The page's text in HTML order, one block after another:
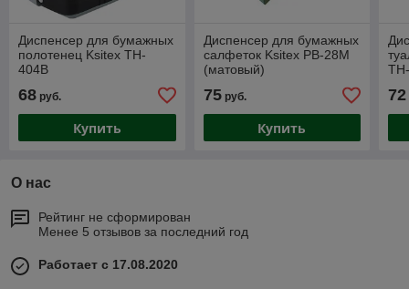
Диспенсер для бумажных
полотенец Ksitex TH-
404B
68 руб.
Купить
Диспенсер для бумажных
салфеток Ksitex PB-28M
(матовый)
75руб.
Купить
72
О нас
Рейтинг не сформирован
Менее 5 отзывов за последний год
Работает с 17.08.2020